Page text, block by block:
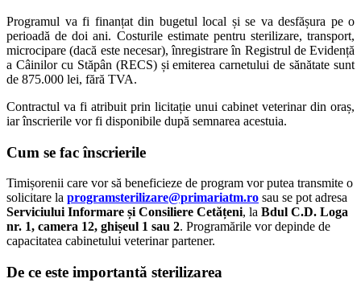
Programul va fi finanțat din bugetul local și se va desfășura pe o
perioadă de doi ani. Costurile estimate pentru sterilizare, transport,
microcipare (dacă este necesar), înregistrare în Registrul de Evidență
a Câinilor cu Stăpân (RECS) și emiterea carnetului de sănătate sunt
de 875.000 lei, fără TVA.
Contractul va fi atribuit prin licitație unui cabinet veterinar din oraș,
iar înscrierile vor fi disponibile după semnarea acestuia.
Cum se fac înscrierile
Timișorenii care vor să beneficieze de program vor putea transmite o
solicitare la programsterilizare@primariatm.ro sau se pot adresa
Serviciului Informare și Consiliere Cetățeni, la Bdul C.D. Loga
nr. 1, camera 12, ghișeul 1 sau 2. Programările vor depinde de
capacitatea cabinetului veterinar partener.
De ce este importantă sterilizarea